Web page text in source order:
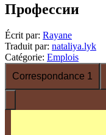
Профессии
Écrit par: Rayane
Traduit par: nataliya.lyk
Catégorie: Emplois
Correspondance 1